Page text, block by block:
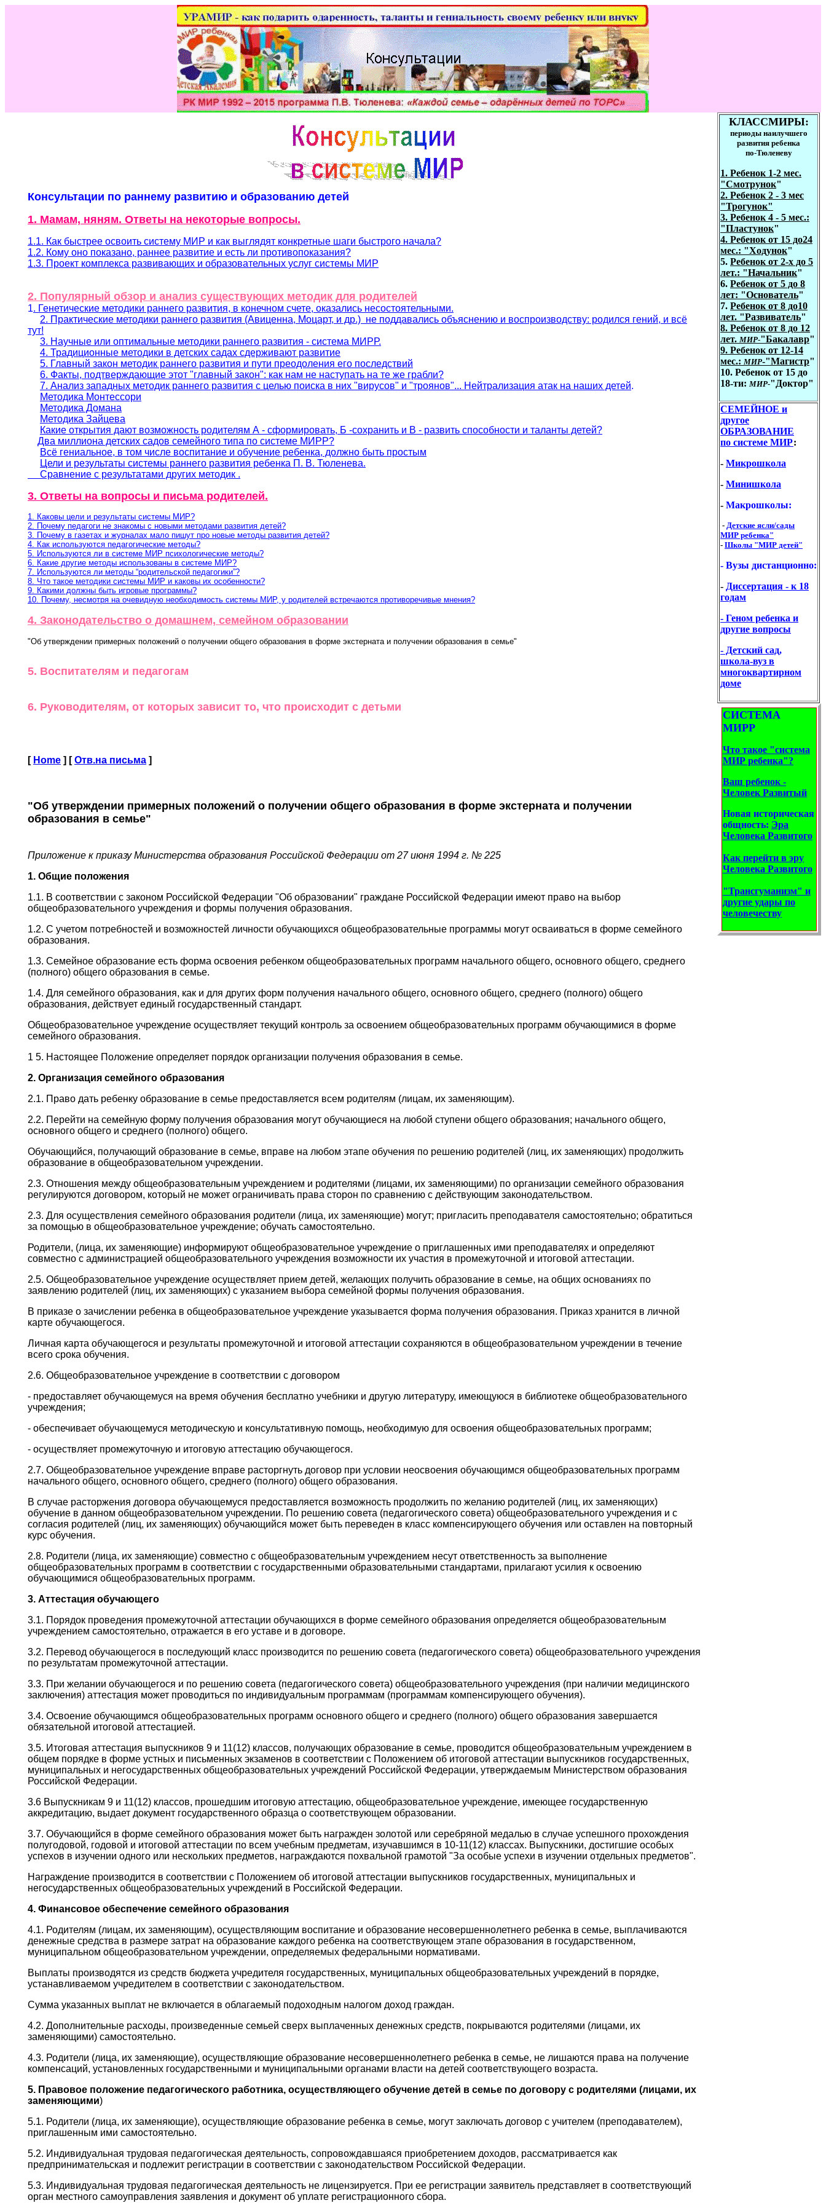
Консультации по раннему развитию и образованию детей
1. Мамам, няням. Ответы на некоторые вопросы.
1.1. Как быстрее освоить систему МИР и как выглядят конкретные шаги быстрого начала?
1.2. Кому оно показано, раннее развитие и есть ли противопоказания?
1.3. Проект комплекса развивающих и образовательных услуг системы МИР
2. Популярный обзор и анализ существующих методик для родителей
1. Генетические методики раннего развития, в конечном счете, оказались несостоятельными.
2. Практические методики раннего развития (Авиценна, Моцарт, и др.) не поддавались объяснению и воспроизводству: родился гений, и всё
тут!
3. Научные или оптимальные методики раннего развития - система МИРР.
4. Традиционные методики в детских садах сдерживают развитие
5. Главный закон методик раннего развития и пути преодоления его последствий
6. Факты, подтверждающие этот "главный закон": как нам не наступать на те же грабли?
7. Анализ западных методик раннего развития с целью поиска в них "вирусов" и "троянов"... Нейтрализация атак на наших детей.
Методика Монтессори
Методика Домана
Методика Зайцева
Какие открытия дают возможность родителям А - сформировать, Б -сохранить и В - развить способности и таланты детей?
Два миллиона детских садов семейного типа по системе МИРР?
Всё гениальное, в том числе воспитание и обучение ребенка, должно быть простым
Цели и результаты системы раннего развития ребенка П. В. Тюленева.
Сравнение с результатами других методик .
3. Ответы на вопросы и письма родителей.
1. Каковы цели и результаты системы МИР?
2. Почему педагоги не знакомы с новыми методами развития детей?
3. Почему в газетах и журналах мало пишут про новые методы развития детей?
4. Как используются педагогические методы?
5. Используются ли в системе МИР психологические методы?
6. Какие другие методы использованы в системе МИР?
7. Используются ли методы “родительской педагогики”?
8. Что такое методики системы МИР и каковы их особенности?
9. Какими должны быть игровые программы?
10. Почему, несмотря на очевидную необходимость системы МИР, у родителей встречаются противоречивые мнения?
4. Законодательство о домашнем, семейном образовании
"Об утверждении примерных положений о получении общего образования в форме экстерната и получении образования в семье"
5. Воспитателям и педагогам
6. Руководителям, от которых зависит то, что происходит с детьми
[ Home ] [Отв.на письма ]
"Об утверждении примерных положений о получении общего образования в форме экстерната и получении
образования в семье"
Приложение к приказу Министерства образования Российской Федерации от 27 июня 1994 г. № 225
1. Общие положения
1.1. В соответствии с законом Российской Федерации "Об образовании" граждане Российской Федерации имеют право на выбор
общеобразовательного учреждения и формы получения образования.
1.2. С учетом потребностей и возможностей личности обучающихся общеобразовательные программы могут осваиваться в форме семейного
образования.
1.3. Семейное образование есть форма освоения ребенком общеобразовательных программ начального общего, основного общего, среднего
(полного) общего образования в семье.
1.4. Для семейного образования, как и для других форм получения начального общего, основного общего, среднего (полного) общего
образования, действует единый государственный стандарт.
Общеобразовательное учреждение осуществляет текущий контроль за освоением общеобразовательных программ обучающимися в форме
семейного образования.
1 5. Настоящее Положение определяет порядок организации получения образования в семье.
2. Организация семейного образования
2.1. Право дать ребенку образование в семье предоставляется всем родителям (лицам, их заменяющим).
2.2. Перейти на семейную форму получения образования могут обучающиеся на любой ступени общего образования; начального общего,
основного общего и среднего (полного) общего.
Обучающийся, получающий образование в семье, вправе на любом этапе обучения по решению родителей (лиц, их заменяющих) продолжить
образование в общеобразовательном учреждении.
2.3. Отношения между общеобразовательным учреждением и родителями (лицами, их заменяющими) по организации семейного образования
регулируются договором, который не может ограничивать права сторон по сравнению с действующим законодательством.
2.3. Для осуществления семейного образования родители (лица, их заменяющие) могут; пригласить преподавателя самостоятельно; обратиться
за помощью в общеобразовательное учреждение; обучать самостоятельно.
Родители, (лица, их заменяющие) информируют общеобразовательное учреждение о приглашенных ими преподавателях и определяют
совместно с администрацией общеобразовательного учреждения возможности их участия в промежуточной и итоговой аттестации.
2.5. Общеобразовательное учреждение осуществляет прием детей, желающих получить образование в семье, на общих основаниях по
заявлению родителей (лиц, их заменяющих) с указанием выбора семейной формы получения образования.
В приказе о зачислении ребенка в общеобразовательное учреждение указывается форма получения образования. Приказ хранится в личной
карте обучающегося.
Личная карта обучающегося и результаты промежуточной и итоговой аттестации сохраняются в общеобразовательном учреждении в течение
всего срока обучения.
2.6. Общеобразовательное учреждение в соответствии с договором
- предоставляет обучающемуся на время обучения бесплатно учебники и другую литературу, имеющуюся в библиотеке общеобразовательного
учреждения;
- обеспечивает обучающемуся методическую и консультативную помощь, необходимую для освоения общеобразовательных программ;
- осуществляет промежуточную и итоговую аттестацию обучающегося.
2.7. Общеобразовательное учреждение вправе расторгнуть договор при условии неосвоения обучающимся общеобразовательных программ
начального общего, основного общего, среднего (полного) общего образования.
В случае расторжения договора обучающемуся предоставляется возможность продолжить по желанию родителей (лиц, их заменяющих)
обучение в данном общеобразовательном учреждении. По решению совета (педагогического совета) общеобразовательного учреждения и с
согласия родителей (лиц, их заменяющих) обучающийся может быть переведен в класс компенсирующего обучения или оставлен на повторный
курс обучения.
2.8. Родители (лица, их заменяющие) совместно с общеобразовательным учреждением несут ответственность за выполнение
общеобразовательных программ в соответствии с государственными образовательными стандартами, прилагают усилия к освоению
обучающимися общеобразовательных программ.
3. Аттестация обучающего
3.1. Порядок проведения промежуточной аттестации обучающихся в форме семейного образования определяется общеобразовательным
учреждением самостоятельно, отражается в его уставе и в договоре.
3.2. Перевод обучающегося в последующий класс производится по решению совета (педагогического совета) общеобразовательного учреждения
по результатам промежуточной аттестации.
3.3. При желании обучающегося и по решению совета (педагогического совета) общеобразовательного учреждения (при наличии медицинского
заключения) аттестация может проводиться по индивидуальным программам (программам компенсирующего обучения).
3.4. Освоение обучающимся общеобразовательных программ основного общего и среднего (полного) общего образования завершается
обязательной итоговой аттестацией.
3.5. Итоговая аттестация выпускников 9 и 11(12) классов, получающих образование в семье, проводится общеобразовательным учреждением в
общем порядке в форме устных и письменных экзаменов в соответствии с Положением об итоговой аттестации выпускников государственных,
муниципальных и негосударственных общеобразовательных учреждений Российской Федерации, утверждаемым Министерством образования
Российской Федерации.
3.6 Выпускникам 9 и 11(12) классов, прошедшим итоговую аттестацию, общеобразовательное учреждение, имеющее государственную
аккредитацию, выдает документ государственного образца о соответствующем образовании.
3.7. Обучающийся в форме семейного образования может быть награжден золотой или серебряной медалью в случае успешного прохождения
полугодовой, годовой и итоговой аттестации по всем учебным предметам, изучавшимся в 10-11(12) классах. Выпускники, достигшие особых
успехов в изучении одного или нескольких предметов, награждаются похвальной грамотой "За особые успехи в изучении отдельных предметов".
Награждение производится в соответствии с Положением об итоговой аттестации выпускников государственных, муниципальных и
негосударственных общеобразовательных учреждений в Российской Федерации.
4. Финансовое обеспечение семейного образования
4.1. Родителям (лицам, их заменяющим), осуществляющим воспитание и образование несовершеннолетнего ребенка в семье, выплачиваются
денежные средства в размере затрат на образование каждого ребенка на соответствующем этапе образования в государственном,
муниципальном общеобразовательном учреждении, определяемых федеральными нормативами.
Выплаты производятся из средств бюджета учредителя государственных, муниципальных общеобразовательных учреждений в порядке,
устанавливаемом учредителем в соответствии с законодательством.
Сумма указанных выплат не включается в облагаемый подоходным налогом доход граждан.
4.2. Дополнительные расходы, произведенные семьей сверх выплаченных денежных средств, покрываются родителями (лицами, их
заменяющими) самостоятельно.
4.3. Родители (лица, их заменяющие), осуществляющие образование несовершеннолетнего ребенка в семье, не лишаются права на получение
компенсаций, установленных государственными и муниципальными органами власти на детей соответствующего возраста.
5. Правовое положение педагогического работника, осуществляющего обучение детей в семье по договору с родителями (лицами, их
заменяющими)
5.1. Родители (лица, их заменяющие), осуществляющие образование ребенка в семье, могут заключать договор с учителем (преподавателем),
приглашенным ими самостоятельно.
5.2. Индивидуальная трудовая педагогическая деятельность, сопровождавшаяся приобретением доходов, рассматривается как
предпринимательская и подлежит регистрации в соответствии с законодательством Российской Федерации.
5.3. Индивидуальная трудовая педагогическая деятельность не лицензируется. При ее регистрации заявитель представляет в соответствующий
орган местного самоуправления заявления и документ об уплате регистрационного сбора.
КЛАССМИРЫ:
периоды наилучшего
развития ребенка
по-Тюленеву
1. Ребенок 1-2 мес.
"Смотрунок"
2. Ребенок 2 - 3 мес
"Трогунок"
3. Ребенок 4 - 5 мес.:
"Пластунок"
4. Ребенок от 15 до24
мес.: "Ходунок"
5. Ребенок от 2-х до 5
лет.: "Начальник"
6. Ребенок от 5 до 8
лет: "Основатель"
7. Ребенок от 8 до10
лет. "Развиватель"
8. Ребенок от 8 до 12
лет. МИР-"Бакалавр"
9. Ребенок от 12-14
мес.: МИР-"Магистр"
10. Ребенок от 15 до
18-ти: МИР-"Доктор"
СЕМЕЙНОЕ и
другое
ОБРАЗОВАНИЕ
по системе МИР:
- Микрошкола
- Минишкола
- Макрошколы:
- Детские ясли/сады
МИР ребенка"
- Школы "МИР детей"
- Вузы дистанционно:
- Диссертация - к 18
годам
- Геном ребенка и
другие вопросы
- Детский сад,
школа-вуз в
многоквартирном
доме
СИСТЕМА
МИРР
Что такое "система
МИР ребенка"?
Ваш ребенок -
Человек Развитый
Новая историческая
общность: Эра
Человека Развитого
Как перейти в эру
Человека Развитого
"Трансгуманизм" и
другие удары по
человечеству